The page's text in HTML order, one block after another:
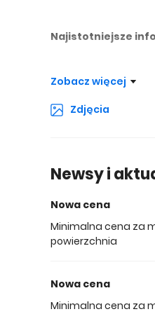
Najistotniejsze
zróżnicowanej
19 mkw, jak i
wygląd.
Ogrody
jednocześnie
Zobacz więcej
Zdjęcia
Newsy i
Nowa cena
Minimalna cena za
powierzchnia
Nowa cena
Minimalna cena za